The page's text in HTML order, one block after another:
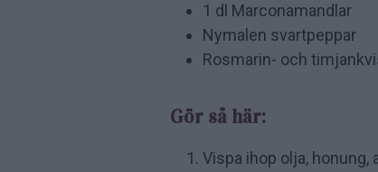
1 dl Marconamandlar
Nymalen svartpeppar
Rosmarin- och
Gör så här:
Vispa ihop olja,